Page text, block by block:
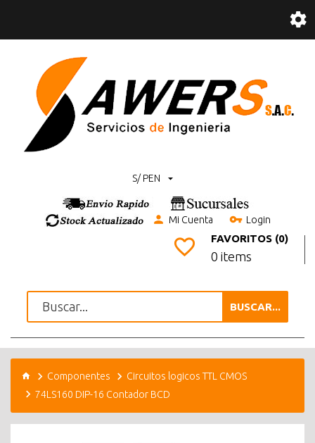
S/ PEN
Mi Cuenta Login
FAVORITOS (0)
0 items
BUSCAR...
Componentes
Circuitos logicos TTL CMOS
74LS160 DIP-16 Contador BCD